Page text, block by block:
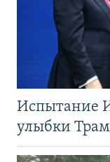
Испытание
улыбки